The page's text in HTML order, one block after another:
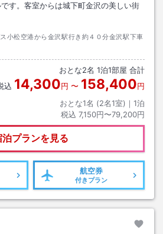
す。客室からは城下町金沢の美しい街
小松空港から金沢駅行き約４０分金沢駅下車
おとな2名 1泊1部屋 合計
込 14,300円 〜 158,400円
おとな1名 (2名1室)｜ 1泊
税込 7,150円〜79,200円
泊プランを見る
航空券
付きプラン